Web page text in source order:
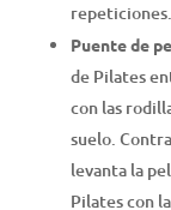
repeticiones.
Puente de
de Pilates
con las
suelo.
levanta la
Pilates con